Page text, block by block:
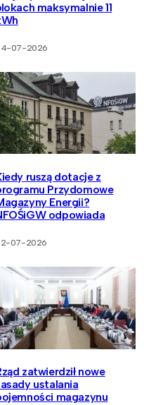
maksymalnie 11
07-2026
ruszą dotacje z
Przydomowe
Energii?
odpowiada
07-2026
zatwierdził nowe
ustalania
magazynu